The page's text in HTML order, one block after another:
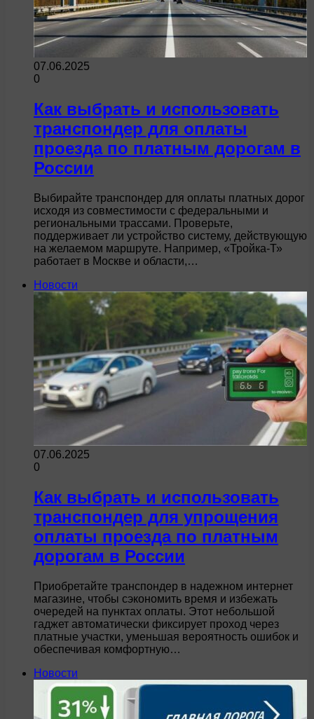
07.06.2025
0
Как выбрать и использовать
транспондер для оплаты
проезда по платным дорогам в
России
Выбирайте транспондер для оплаты платных дорог
исходя из совместимости с федеральными и
региональными трассами. Проверьте,
поддерживает ли устройство систему, действующую
на желаемом маршруте. Например, «Тройка-Т»
работает в Москве и области,…
Новости
07.06.2025
0
Как выбрать и использовать
транспондер для упрощения
оплаты проезда по платным
дорогам в России
Приобретайте транспондер в надежном интернет
магазине, чтобы сэкономить время и избежать
очередей на пунктах оплаты. Этот небольшой
гаджет автоматически фиксирует проход через
платные участки, уменьшая вероятность ошибок и
обеспечивая комфортную…
Новости